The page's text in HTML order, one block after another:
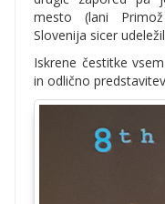
mesto (lani
Slovenija sicer
Iskrene čestitke
in odlično